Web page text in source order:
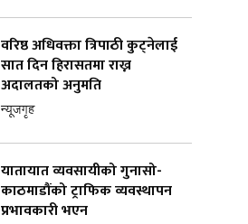
वरिष्ठ अधिवक्ता त्रिपाठी कुट्नेलाई
सात दिन हिरासतमा राख्न
अदालतको अनुमति
न्यूजगृह
यातायात व्यवसायीको गुनासो-
काठमाडौंको ट्राफिक व्यवस्थापन
प्रभावकारी भएन